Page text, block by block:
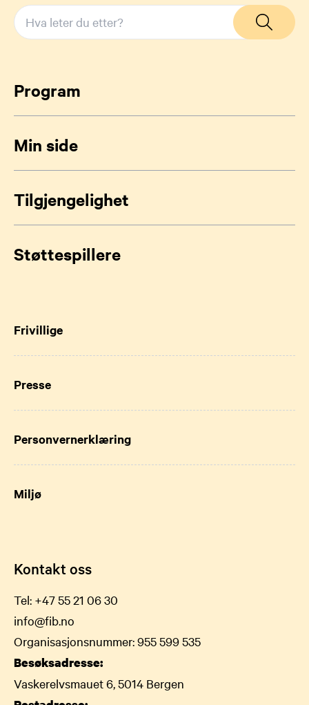
Program
Min side
Tilgjengelighet
Støttespillere
Frivillige
Presse
Personvernerklæring
Miljø
Kontakt oss
Tel: +47 55 21 06 30
info@fib.no
Organisasjonsnummer: 955 599 535
Besøksadresse:
Vaskerelvsmauet 6, 5014 Bergen